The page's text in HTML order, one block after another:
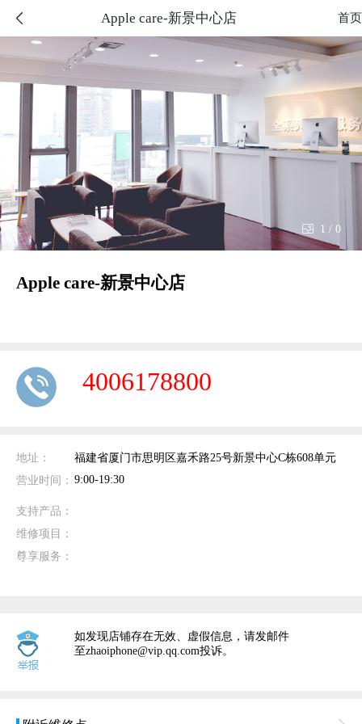
 首页
Apple care-新景中心店
 1 / 0
Apple care-新景中心店
4006178800
地址：
福建省厦门市思明区嘉禾路25号新景中心C栋608单元
营业时间： 9:00-19:30
支持产品：
维修项目：
尊享服务：
如发现店铺存在无效、虚假信息，请发邮件
至zhaoiphone@vip.qq.com投诉。